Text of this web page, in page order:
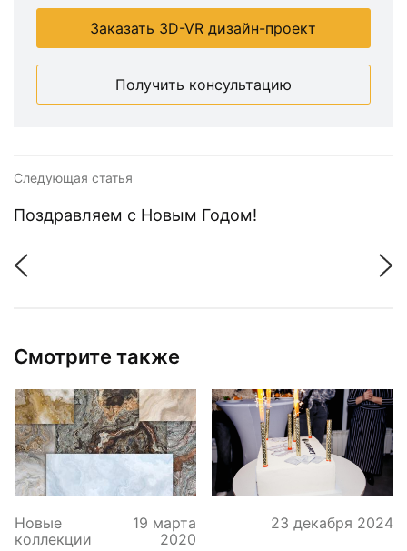
Заказать 3D-VR дизайн-проект
Получить консультацию
Следующая статья
Поздравляем с Новым Годом!
Смотрите также
Новые
коллекции
19 марта
2020
23 декабря 2024